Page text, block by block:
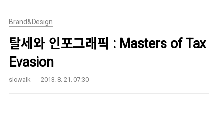
Brand&Design
탈세와 인포그래픽 : Masters of Tax
Evasion
slowalk 2013. 8. 21. 07:30